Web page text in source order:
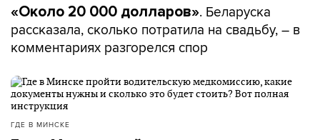
«Около 20 000 долларов». Беларуска
рассказала, сколько потратила на свадьбу, – в
комментариях разгорелся спор
ГДЕ В МИНСКЕ